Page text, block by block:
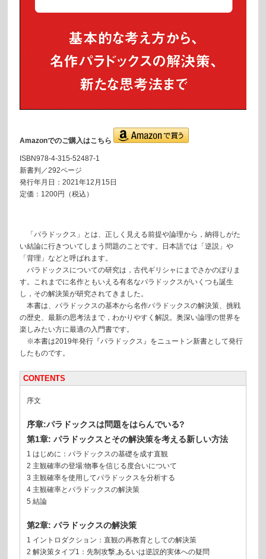
Amazonでのご購入はこちら
ISBN978-4-315-52487-1
新書判 ／292ページ
発行年月日：2021年12月15日
定価：1200円（税込）
「パラドックス」とは、正しく見える前提や論理から，納得しがた
い結論に行きついてしまう問題のことです。日本語では「逆説」や
「背理」などと呼ばれます。
パラドックスについての研究は，古代ギリシャにまでさかのぼりま
す。これまでに名作ともいえる有名なパラドックスがいくつも誕生
し，その解決策が研究されてきました。
本書は、パラドックスの基本から名作パラドックスの解決策、挑戦
の歴史、最新の思考法まで，わかりやすく解説。奥深い論理の世界を
楽しみたい方に最適の入門書です。
※本書は2019年発行『パラドックス』をニュートン新書として発行
したものです。
CONTENTS
序文
序章:パラドックスは問題をはらんでいる?
第1章: パラドックスとその解決策を考える新しい方法
1 はじめに：パラドックスの基礎を成す直観
2 主観確率の登場:物事を信じる度合いについて
3 主観確率を使用してパラドックスを分析する
4 主観確率とパラドックスの解決策
5 結論
第2章: パラドックスの解決策
1 イントロダクション：直観の再教育としての解決策
2 解決策タイプ1：先制攻撃,あるいは逆説的実体への疑問